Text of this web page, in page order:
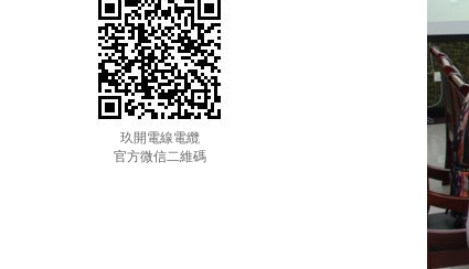
玖開電線電纜
官方微信二維碼